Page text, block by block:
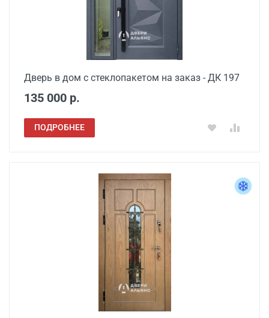
Дверь в дом с стеклопакетом на заказ - ДК 197
135 000 р.
ПОДРОБНЕЕ